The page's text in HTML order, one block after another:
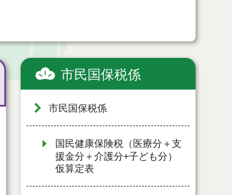
市民国保税係
市民国保税係
国民健康保険税（医療分＋支
援金分＋介護分+子ども分）
仮算定表